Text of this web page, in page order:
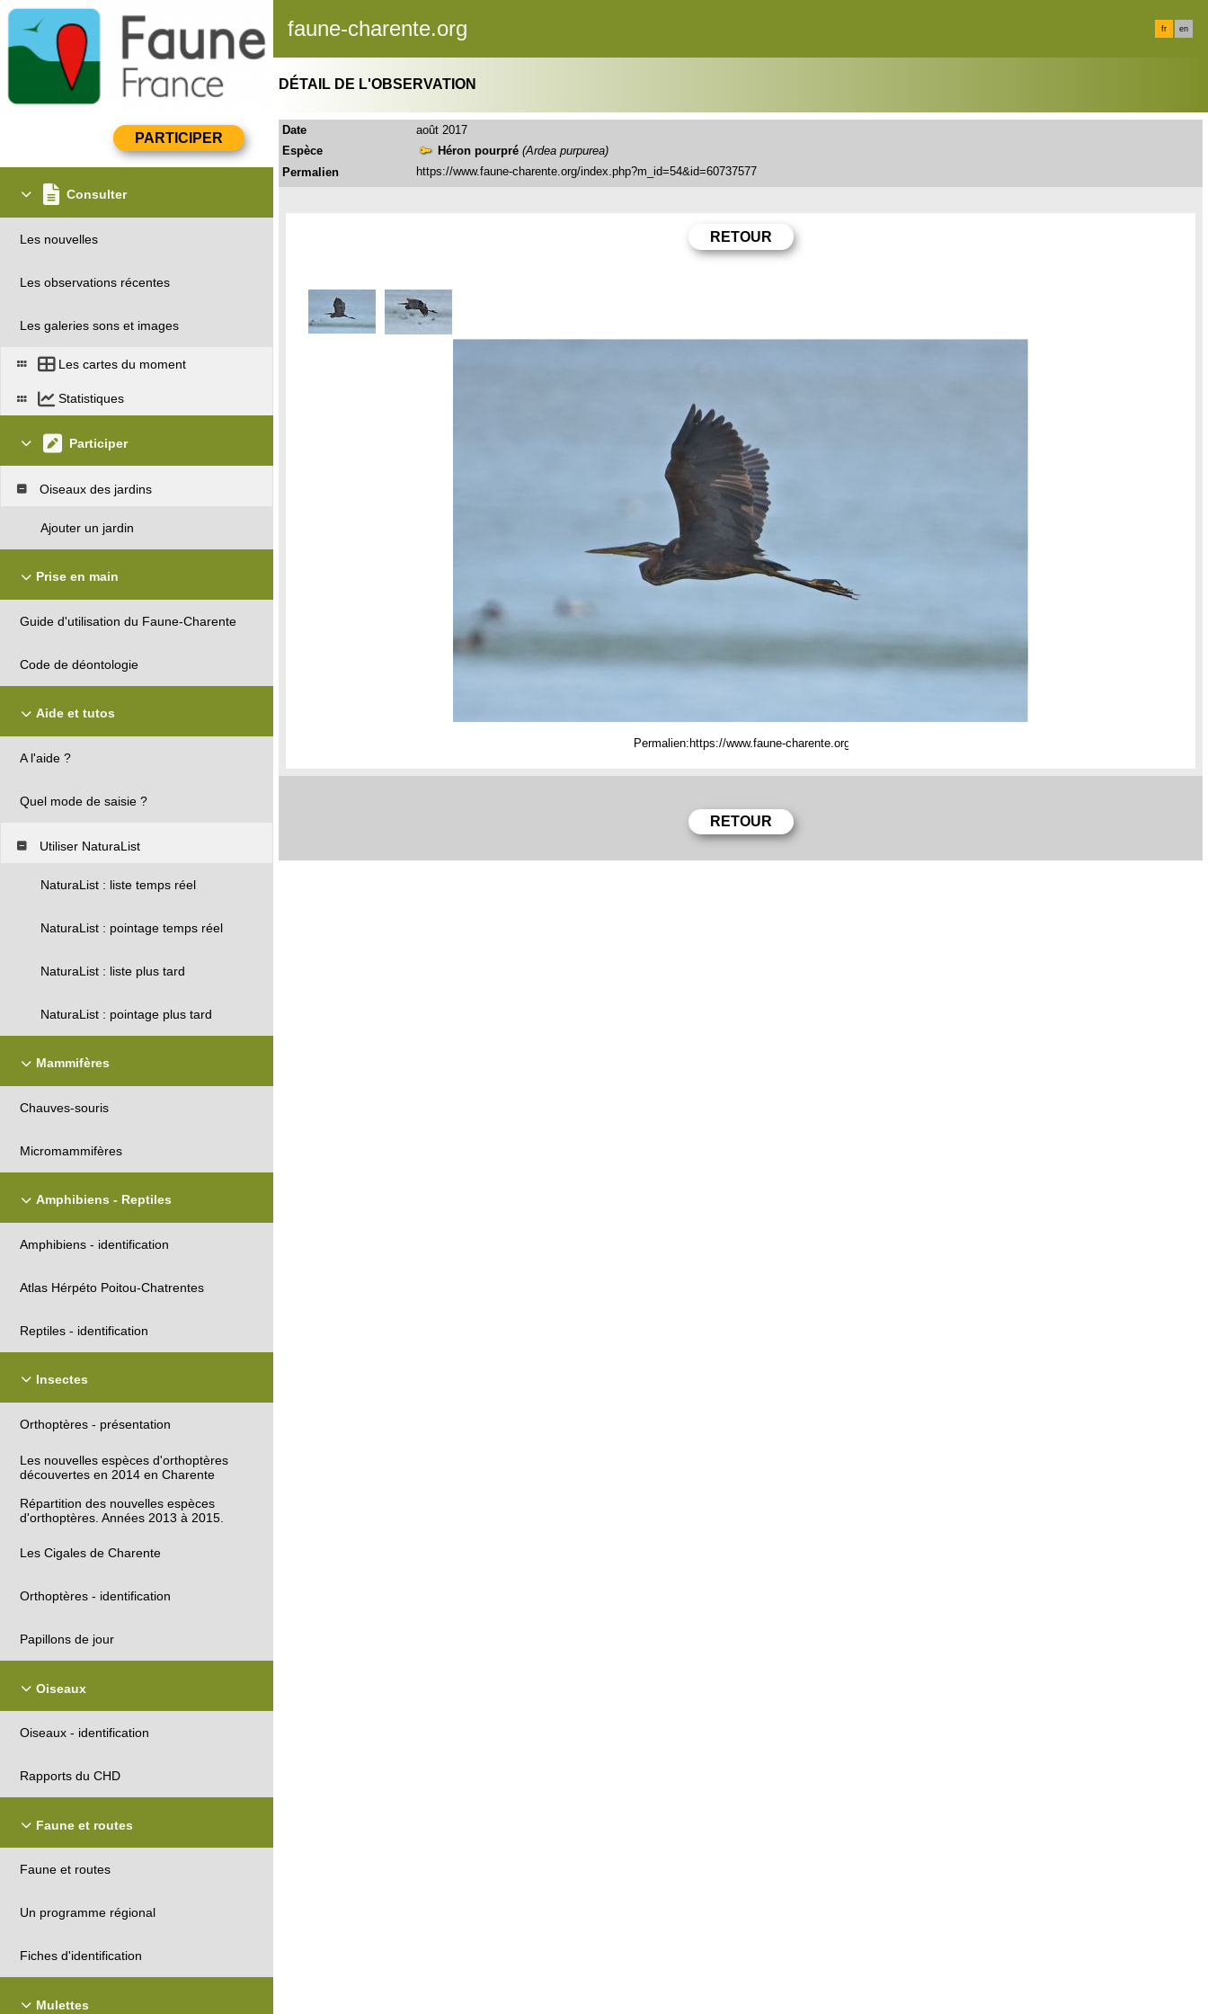
faune-charente.org fr en
Consulter
Les nouvelles
Les observations récentes
Les galeries sons et images
Les cartes du moment
Statistiques
Participer
Oiseaux des jardins
Ajouter un jardin
Prise en main
Guide d'utilisation du Faune-Charente
Code de déontologie
Aide et tutos
A l'aide ?
Quel mode de saisie ?
Utiliser NaturaList
NaturaList : liste temps réel
NaturaList : pointage temps réel
NaturaList : liste plus tard
NaturaList : pointage plus tard
Mammifères
Chauves-souris
Micromammifères
Amphibiens - Reptiles
Amphibiens - identification
Atlas Hérpéto Poitou-Chatrentes
Reptiles - identification
Insectes
Orthoptères - présentation
Les nouvelles espèces d'orthoptères
découvertes en 2014 en Charente
Répartition des nouvelles espèces
d'orthoptères. Années 2013 à 2015.
Les Cigales de Charente
Orthoptères - identification
Papillons de jour
Oiseaux
Oiseaux - identification
Rapports du CHD
Faune et routes
Faune et routes
Un programme régional
Fiches d'identification
Mulettes
DÉTAIL DE L'OBSERVATION
Date
août 2017
Espèce
Héron pourpré (Ardea purpurea)
Permalien
Permalien: